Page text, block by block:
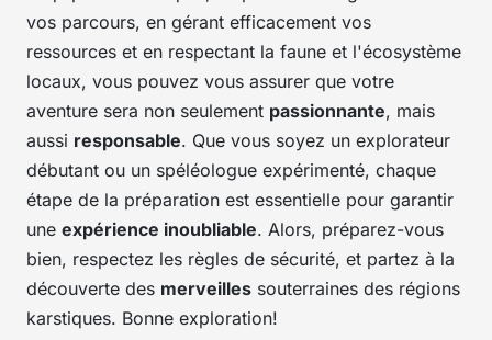
vos parcours, en gérant efficacement vos
ressources et en respectant la faune et l'écosystème
locaux, vous pouvez vous assurer que votre
aventure sera non seulement passionnante, mais
aussi responsable. Que vous soyez un explorateur
débutant ou un spéléologue expérimenté, chaque
étape de la préparation est essentielle pour garantir
une expérience inoubliable. Alors, préparez-vous
bien, respectez les règles de sécurité, et partez à la
découverte des merveilles souterraines des régions
karstiques. Bonne exploration!